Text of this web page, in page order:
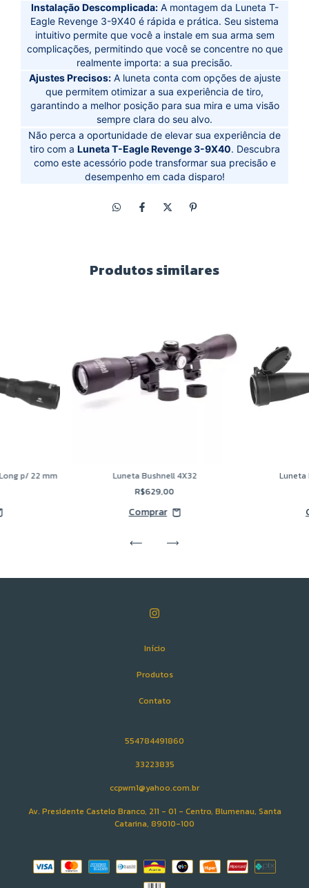
Instalação Descomplicada:A montagem da Luneta T-
Eagle Revenge 3-9X40 é rápida e prática. Seu sistema
intuitivo permite que você a instale em sua arma sem
complicações, permitindo que você se concentre no que
realmente importa: a sua precisão.
Ajustes Precisos:A luneta conta com opções de ajuste
que permitem otimizar a sua experiência de tiro,
garantindo a melhor posição para sua mira e uma visão
sempre clara do seu alvo.
Não perca a oportunidade de elevar sua experiência de
tiro com a Luneta T-Eagle Revenge 3-9X40. Descubra
como este acessório pode transformar sua precisão e
desempenho em cada disparo!
Produtos similares
p/ 22 mm
Luneta Bushnell 4X32
R$629,00
Luneta
Início
Produtos
Contato
554784491860
33223835
ccpwm1@yahoo.com.br
Av. Presidente Castelo Branco, 211 - 01 - Centro, Blumenau, Santa
Catarina, 89010-100